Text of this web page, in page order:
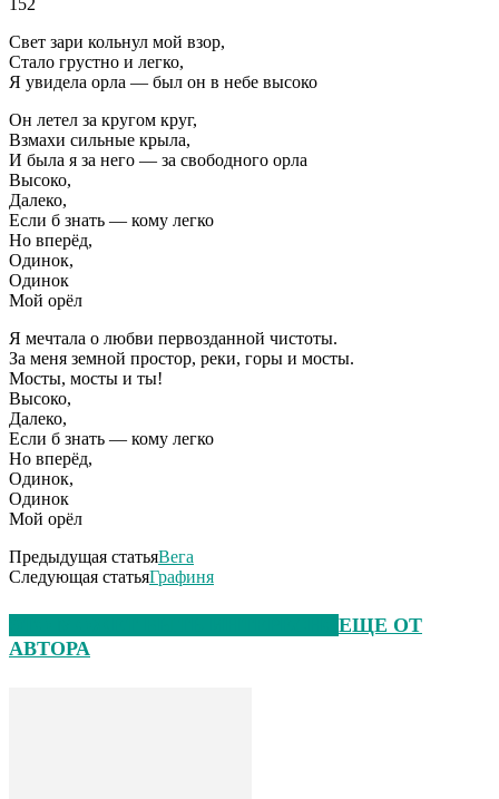
152
Свет зари кольнул мой взор,
Стало грустно и легко,
Я увидела орла — был он в небе высоко
Он летел за кругом круг,
Взмахи сильные крыла,
И была я за него — за свободного орла
Высоко,
Далеко,
Если б знать — кому легко
Но вперёд,
Одинок,
Одинок
Мой орёл
Я мечтала о любви первозданной чистоты.
За меня земной простор, реки, горы и мосты.
Мосты, мосты и ты!
Высоко,
Далеко,
Если б знать — кому легко
Но вперёд,
Одинок,
Одинок
Мой орёл
Предыдущая статьяВега
Следующая статьяГрафиня
ЕЩЕ ОТ
АВТОРА